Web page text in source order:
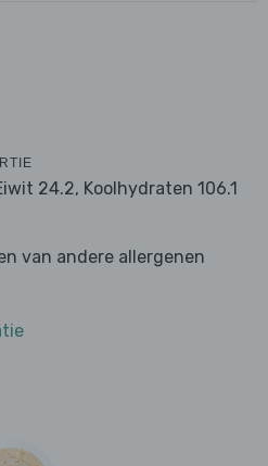
24.2, Koolhydraten 106.1
van andere allergenen